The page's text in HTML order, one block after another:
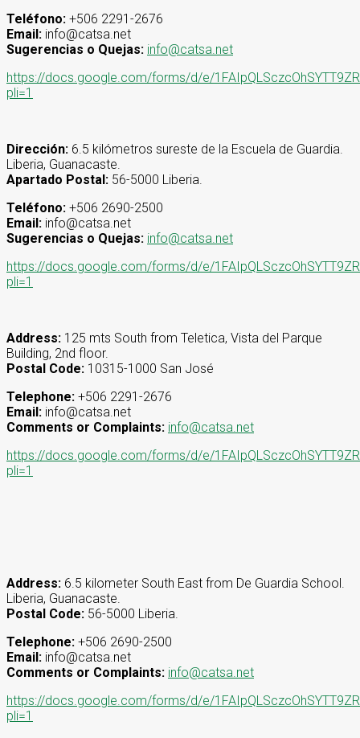
Teléfono: +506 2291-2676
Email: info@catsa.net
Sugerencias o Quejas: info@catsa.net
https://docs.google.com/forms/d/e/
pli=1
Dirección: 6.5 kilómetros sureste de la Escuela de Guardia.
Liberia, Guanacaste.
Apartado Postal: 56-5000 Liberia.
Teléfono: +506 2690-2500
Email: info@catsa.net
Sugerencias o Quejas: info@catsa.net
https://docs.google.com/forms/d/e/
pli=1
Address: 125 mts South from Teletica, Vista del Parque
Building, 2nd floor.
Postal Code: 10315-1000 San José
Telephone: +506 2291-2676
Email: info@catsa.net
Comments or Complaints: info@catsa.net
https://docs.google.com/forms/d/e/
pli=1
Address: 6.5 kilometer South East from De Guardia School.
Liberia, Guanacaste.
Postal Code: 56-5000 Liberia.
Telephone: +506 2690-2500
Email: info@catsa.net
Comments or Complaints: info@catsa.net
https://docs.google.com/forms/d/e/
pli=1